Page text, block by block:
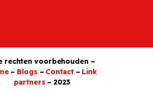
rechten voorbehouden –
– Blogs – Contact – Link
partners – 2023